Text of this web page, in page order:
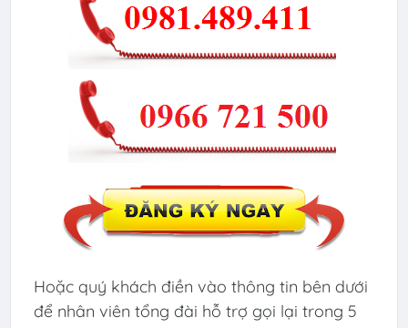
Hoặc quý khách điền vào thông tin bên dưới
để nhân viên tổng đài hỗ trợ gọi lại trong 5